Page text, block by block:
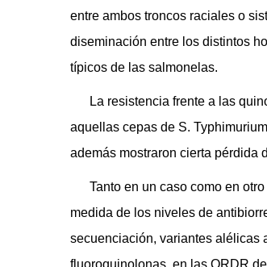
entre ambos troncos raciales o
diseminación entre los distintos
típicos de las salmonelas.
La resistencia frente a las
aquellas cepas de S.
además mostraron cierta pérdida
Tanto en un caso como en otro
medida de los niveles de
secuenciación, variantes alélicas
fluoroquinolonas, en las QRDR